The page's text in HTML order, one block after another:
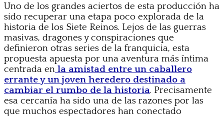
Uno de los grandes aciertos de esta producción ha
sido recuperar una etapa poco explorada de la
historia de los Siete Reinos. Lejos de las guerras
masivas, dragones y conspiraciones que
definieron otras series de la franquicia, esta
propuesta apuesta por una aventura más íntima
centrada en la amistad entre un caballero
errante y un joven heredero destinado a
cambiar el rumbo de la historia. Precisamente
esa cercanía ha sido una de las razones por las
que muchos espectadores han conectado